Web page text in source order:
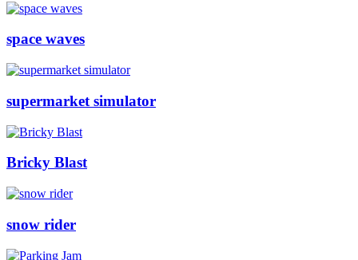
space waves
supermarket simulator
Bricky Blast
snow rider